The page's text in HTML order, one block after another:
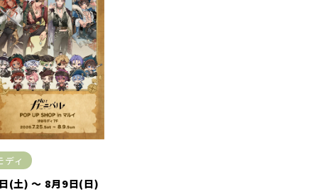
ディ
(土) ～ 8月9日(日)